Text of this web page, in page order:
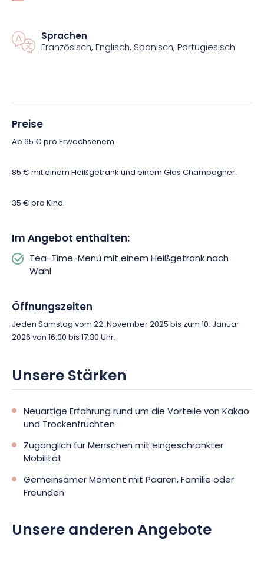
Sie sich eine Auswahl an herzhaften Speisen und Gebäck
schmecken.
Sprachen
Französisch, Englisch, Spanisch, Portugiesisch
Preise
Ab 65 € pro Erwachsenem.
85 € mit einem Heißgetränk und einem Glas Champagner.
35 € pro Kind.
Im Angebot enthalten:
Tea-Time-Menü mit einem Heißgetränk nach
Wahl
Öffnungszeiten
Jeden Samstag vom 22. November 2025 bis zum 10. Januar
2026 von 16:00 bis 17:30 Uhr.
Unsere Stärken
Neuartige Erfahrung rund um die Vorteile von Kakao
und Trockenfrüchten
Zugänglich für Menschen mit eingeschränkter
Mobilität
Gemeinsamer Moment mit Paaren, Familie oder
Freunden
Unsere anderen Angebote